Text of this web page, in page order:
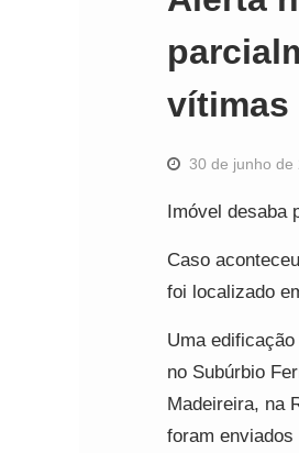
vítimas
30 de junho de
Imóvel desaba
Caso
foi localizado
Uma
no Subúrbio
Madeireira, na
foram